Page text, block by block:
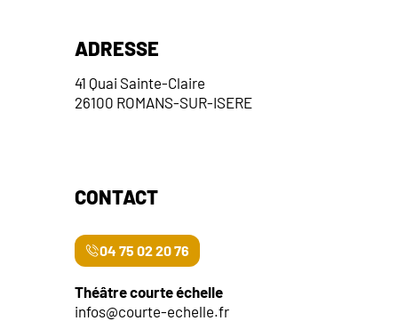
ADRESSE
41 Quai Sainte-Claire
26100 ROMANS-SUR-ISERE
CONTACT
04 75 02 20 76
Théâtre courte échelle
infos@courte-echelle.fr